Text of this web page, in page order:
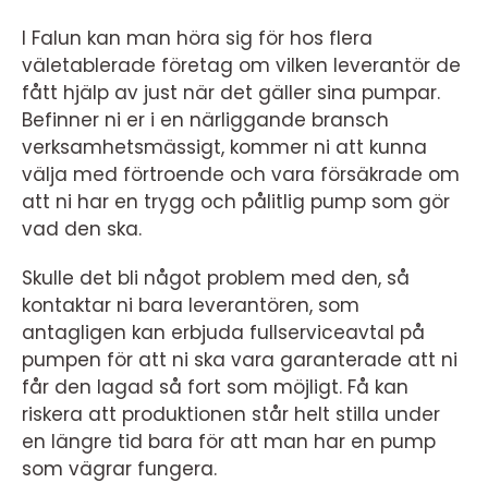
I Falun kan man höra sig för hos flera
väletablerade företag om vilken leverantör de
fått hjälp av just när det gäller sina pumpar.
Befinner ni er i en närliggande bransch
verksamhetsmässigt, kommer ni att kunna
välja med förtroende och vara försäkrade om
att ni har en trygg och pålitlig pump som gör
vad den ska.
Skulle det bli något problem med den, så
kontaktar ni bara leverantören, som
antagligen kan erbjuda fullserviceavtal på
pumpen för att ni ska vara garanterade att ni
får den lagad så fort som möjligt. Få kan
riskera att produktionen står helt stilla under
en längre tid bara för att man har en pump
som vägrar fungera.